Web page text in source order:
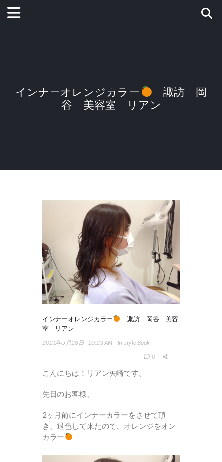
インナーオレンジカラー
諏訪 岡
谷 美容室 リアン
インナーオレンジカラー
諏訪 岡谷 美容
室 リアン
2021年5月28日 10:23 AM In Style Book
0
こんにちは！リアン矢崎です。
先日のお客様、
2ヶ月前にインナーカラーをさせて頂
き、退色して来たので、オレンジをオン
カラー